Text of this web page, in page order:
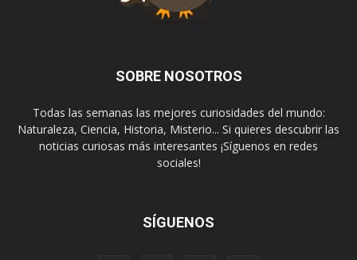
SOBRE NOSOTROS
Todas las semanas las mejores curiosidades del mundo:
Naturaleza, Ciencia, Historia, Misterio... Si quieres descubrir las
noticias curiosas más interesantes ¡Síguenos en redes
sociales!
SÍGUENOS